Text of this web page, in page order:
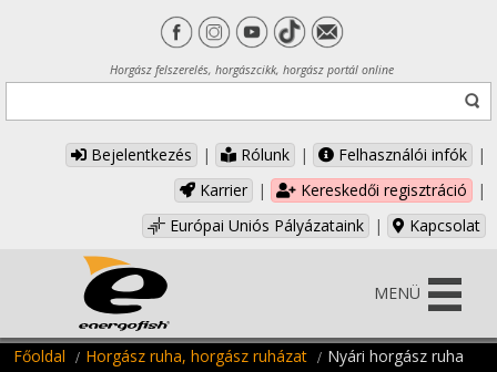
Horgász felszerelés, horgászcikk, horgász portál online
Bejelentkezés | Rólunk | Felhasználói infók
|
Karrier
| Kereskedői regisztráció
|
Európai Uniós Pályázataink
| Kapcsolat
MENÜ
Főoldal Horgász ruha, horgász ruházat Nyári horgász ruha